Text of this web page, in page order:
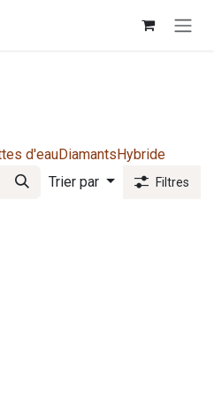
d'eauDiamantsHybride
Trier par
Filtres